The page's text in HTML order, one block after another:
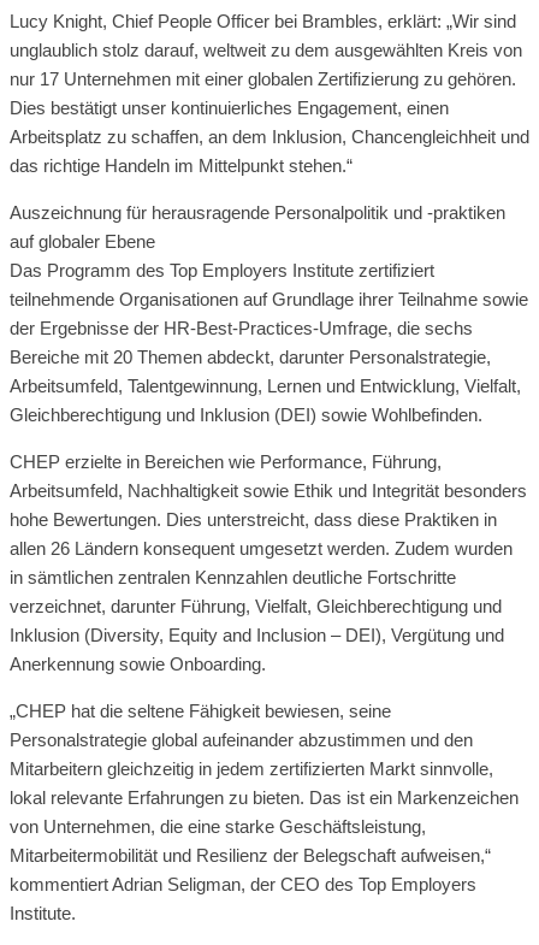
Lucy Knight, Chief People Officer bei Brambles, erklärt: „Wir sind
unglaublich stolz darauf, weltweit zu dem ausgewählten Kreis von
nur 17 Unternehmen mit einer globalen Zertifizierung zu gehören.
Dies bestätigt unser kontinuierliches Engagement, einen
Arbeitsplatz zu schaffen, an dem Inklusion, Chancengleichheit und
das richtige Handeln im Mittelpunkt stehen.“
Auszeichnung für herausragende Personalpolitik und -praktiken
auf globaler Ebene
Das Programm des Top Employers Institute zertifiziert
teilnehmende Organisationen auf Grundlage ihrer Teilnahme sowie
der Ergebnisse der HR-Best-Practices-Umfrage, die sechs
Bereiche mit 20 Themen abdeckt, darunter Personalstrategie,
Arbeitsumfeld, Talentgewinnung, Lernen und Entwicklung, Vielfalt,
Gleichberechtigung und Inklusion (DEI) sowie Wohlbefinden.
CHEP erzielte in Bereichen wie Performance, Führung,
Arbeitsumfeld, Nachhaltigkeit sowie Ethik und Integrität besonders
hohe Bewertungen. Dies unterstreicht, dass diese Praktiken in
allen 26 Ländern konsequent umgesetzt werden. Zudem wurden
in sämtlichen zentralen Kennzahlen deutliche Fortschritte
verzeichnet, darunter Führung, Vielfalt, Gleichberechtigung und
Inklusion (Diversity, Equity and Inclusion – DEI), Vergütung und
Anerkennung sowie Onboarding.
„CHEP hat die seltene Fähigkeit bewiesen, seine
Personalstrategie global aufeinander abzustimmen und den
Mitarbeitern gleichzeitig in jedem zertifizierten Markt sinnvolle,
lokal relevante Erfahrungen zu bieten. Das ist ein Markenzeichen
von Unternehmen, die eine starke Geschäftsleistung,
Mitarbeitermobilität und Resilienz der Belegschaft aufweisen,“
kommentiert Adrian Seligman, der CEO des Top Employers
Institute.